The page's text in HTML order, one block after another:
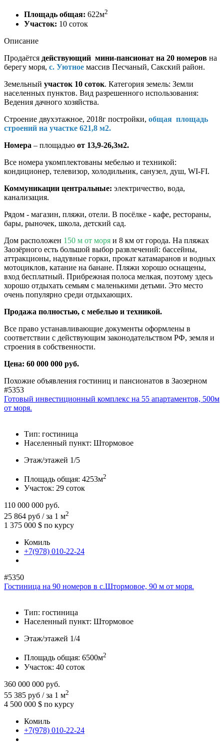
Площадь общая: 622м2
Участок: 10 соток
Описание
Продаётся действующий мини-пансионат на 20 номеров на
берегу моря, с. Уютное массив Песчаный, Сакский район.
Земельный участок 10 соток. Категория земель: Земли
населенных пунктов. Вид разрешенного использования:
Ведения дачного хозяйства.
Строение двухэтажное, 2018г постройки, общая площадь
строений на участке 621,8 м2.
Номера – площадью от 13,9-26,3м2.
Все номера укомплектованы мебелью и техникой:
кондиционер, телевизор, холодильник, санузел, душ, WI-FI.
Коммуникации центральные: электричество, вода,
канализация.
Рядом - магазин, пляжи, отели. В посёлке - кафе, рестораны,
бары, рыночек, школа, детский сад.
Дом расположен 150 м от моря и 8 км от города. На пляжах
Заозёрного есть большой выбор развлечений: бассейны,
аттракционы, надувные горки, прокат катамаранов и водных
мотоциклов, катание на банане. Пляжи хорошо оснащены,
вход бесплатный. Прибрежная полоса мелкая, поэтому здесь
хорошо отдыхать семьям с маленькими детьми. Это место
очень популярно среди отдыхающих.
Продажа полностью, с мебелью и техникой.
Все право устанавливающие документы оформлены в
соответствии с действующим законодательством РФ, земля и
строения в собственности.
Цена: 60 000 000 руб.
Похожие объявления гостиниц и пансионатов в Заозерном
#5353
Готовый инвестиционный комплекс на 55 апартаментов, 500м
от моря.
Тип: гостиница
Населенный пункт: Штормовое
Этаж/этажей 1/5
Площадь общая: 4253м2
Участок: 29 соток
110 000 000 руб.
25 864 руб / за 1 м2
1 375 000 $ по курсу
Комиль
+7(978) 010-22-24
#5350
Гостиница на 90 номеров в с.Штормовое, 90 м от моря.
Тип: гостиница
Населенный пункт: Штормовое
Этаж/этажей 1/4
Площадь общая: 6500м2
Участок: 40 соток
360 000 000 руб.
55 385 руб / за 1 м2
4 500 000 $ по курсу
Комиль
+7(978) 010-22-24